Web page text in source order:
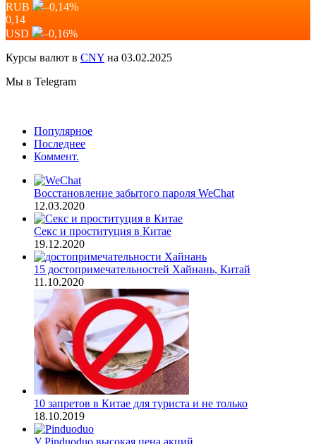
RUB
–0,14%
0,14
USD
–0,16%
Курсы валют в CNY на 03.02.2025
Мы в Telegram
Популярное
Последнее
Коммент.
Восстановление забытого пароля WeChat
12.03.2020
Секс и проституция в Китае
19.12.2020
15 достопримечательностей Хайнань, Китай
11.10.2020
10 запретов в Китае для туриста и не только
18.10.2019
У Pinduoduo высокая цена акций